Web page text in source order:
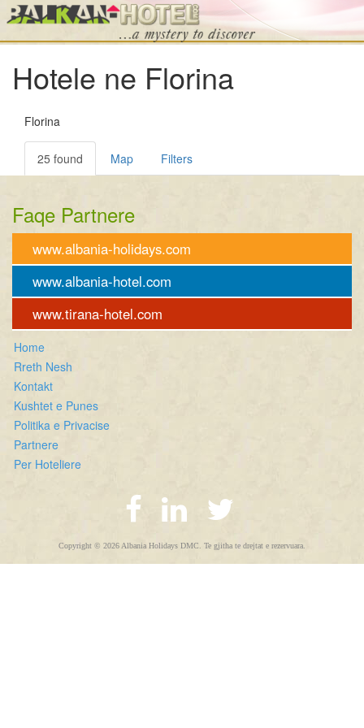
Hotele ne Florina
Florina
25 found Map Filters
Faqe Partnere
www.albania-holidays.com
www.albania-hotel.com
www.tirana-hotel.com
Home
Rreth Nesh
Kontakt
Kushtet e Punes
Politika e Privacise
Partnere
Per Hoteliere
Copyright © 2026 Albania Holidays DMC. Te gjitha te drejtat e rezervuara.